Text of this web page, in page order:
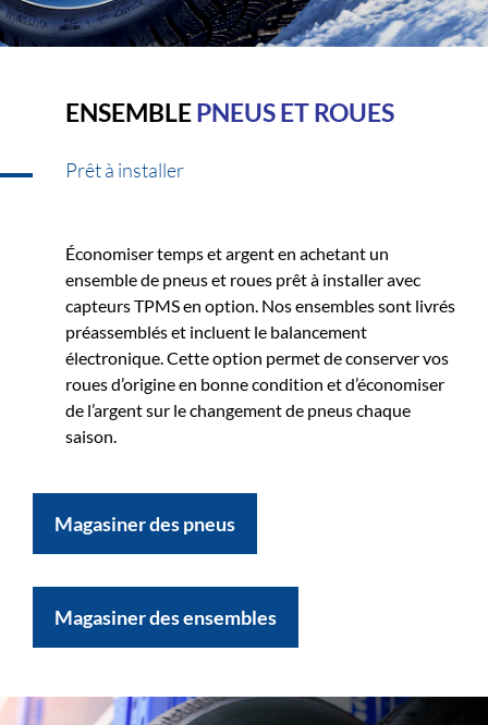
ENSEMBLEPNEUS ET ROUES
Prêt à installer
Économiser temps et argent en achetant un
ensemble de pneus et roues prêt à installer avec
capteurs TPMS en option. Nos ensembles sont livrés
préassemblés et incluent le balancement
électronique. Cette option permet de conserver vos
roues d’origine en bonne condition et d’économiser
de l’argent sur le changement de pneus chaque
saison.
Magasiner des pneus
Magasiner des ensembles